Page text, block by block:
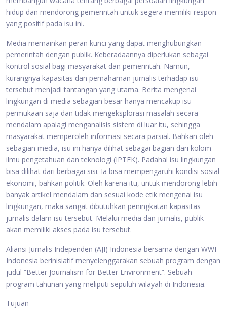
hidup dan mendorong pemerintah untuk segera memiliki respon
yang positif pada isu ini.
Media memainkan peran kunci yang dapat menghubungkan
pemerintah dengan publik. Keberadaannya diperlukan sebagai
kontrol sosial bagi masyarakat dan pemerintah. Namun,
kurangnya kapasitas dan pemahaman jurnalis terhadap isu
tersebut menjadi tantangan yang utama. Berita mengenai
lingkungan di media sebagian besar hanya mencakup isu
permukaan saja dan tidak mengeksplorasi masalah secara
mendalam apalagi menganalisis sistem di luar itu, sehingga
masyarakat memperoleh informasi secara parsial. Bahkan oleh
sebagian media, isu ini hanya dilihat sebagai bagian dari kolom
ilmu pengetahuan dan teknologi (IPTEK). Padahal isu lingkungan
bisa dilihat dari berbagai sisi. Ia bisa mempengaruhi kondisi sosial
ekonomi, bahkan politik. Oleh karena itu, untuk mendorong lebih
banyak artikel mendalam dan sesuai kode etik mengenai isu
lingkungan, maka sangat dibutuhkan peningkatan kapasitas
jurnalis dalam isu tersebut. Melalui media dan jurnalis, publik
akan memiliki akses pada isu tersebut.
Aliansi Jurnalis Independen (AJI) Indonesia bersama dengan WWF
Indonesia berinisiatif menyelenggarakan sebuah program dengan
judul “Better Journalism for Better Environment”. Sebuah
program tahunan yang meliputi sepuluh wilayah di Indonesia.
Tujuan